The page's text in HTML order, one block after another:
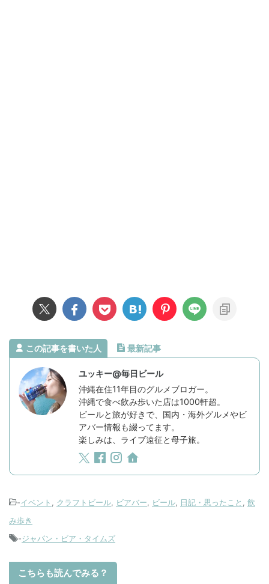
この記事を書いた人 最新記事
ユッキー@毎日ビール
沖縄在住11年目のグルメブロガー。
沖縄で食べ飲み歩いた店は1000軒超。
ビールと旅が好きで、国内・海外グルメやビ
アバー情報も綴ってます。
楽しみは、ライブ遠征と母子旅。
-イベント , クラフトビール, ビアバー, ビール, 日記・思ったこと , 飲
み歩き
-ジャパン・ビア・タイムズ
こちらも読んでみる？